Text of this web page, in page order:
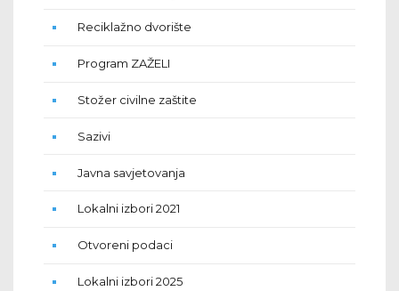
Reciklažno dvorište
Program ZAŽELI
Stožer civilne zaštite
Sazivi
Javna savjetovanja
Lokalni izbori 2021
Otvoreni podaci
Lokalni izbori 2025